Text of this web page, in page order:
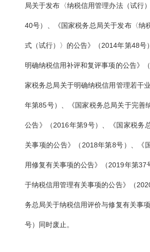
局关于发布〈纳税信用管理办法（试行
40号）、《国家税务总局关于发布〈纳
式（试行）〉的公告》（2014年第48号
明确纳税信用补评和复评事项的公告》
家税务总局关于明确纳税信用管理若干
年第85号）、《国家税务总局关于完善
公告》（2016年第9号）、《国家税务
关事项的公告》（2018年第8号）、《
用修复有关事项的公告》（2019年第37
于纳税信用管理有关事项的公告》（
务总局关于纳税信用评价与修复有关事
号）同时废止。